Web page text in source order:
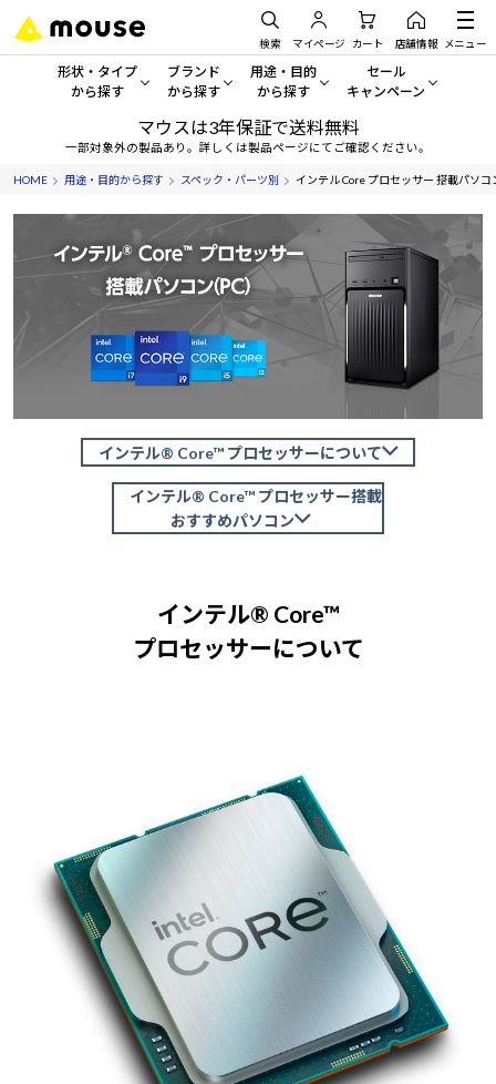
検索 マイページ カート 店舗情報 メニュー
形状・タイプ
から探す
形状・タイプから探す をすべてみる
デスクトップPC
タブレット
サーバー
ディスプレイ
| Copilot+ PC
ブランド
から探す
mouse
G TUNE
NEXTGEAR
DAIV
MousePro
Windows 11|Copilot+ PC
用途・目的
から探す
一般向けパソコン
ゲーミングPC・ゲーム向けパソコン
クリエイティブ向け
ビジネス向けパソコン
スペック/パーツ別
AIおすすめパソコン
Windows 11 | Copilot+ PC
セール
キャンペーン
セール・キャンペー
期間限定セール
アウトレットパソコン
すべて新品の旧モデル製品
おすすめ目玉パソコン
Windows 11
マウスは3年保証で送料無料
一部対象外の製品あり。詳しくは製品ページにてご確認ください。
HOME 用途・目的から探す スペック・パーツ別 インテル Core プロセッサー 搭載パソコ
インテル® Core™ プロセッサーについて
インテル® Core™ プロセッサー搭載
おすすめパソコン
インテル® Core™
プロセッサーについて